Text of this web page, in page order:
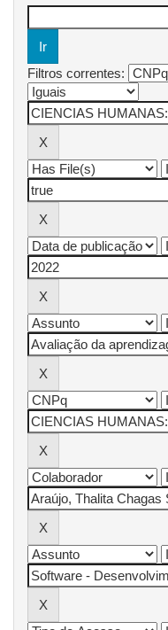
Filtros correntes: